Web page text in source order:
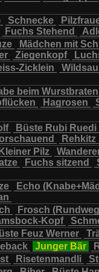
Schnecke
Fuchs Stehend
Mädchen mit
Ziegenkopf
Zicklein Wildsau
beim Wurstbraten
Hagrosen
Büste Rubi
Rehkitz
Kleiner Pilz
Fuchs sitzend
Echo
Frosch
Kopf
Feuz Werner
Junger Bär
Risetenmandli